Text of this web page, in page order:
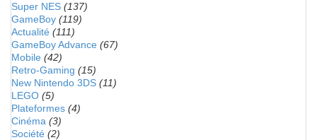
Super NES (137)
GameBoy (119)
Actualité (111)
GameBoy Advance (67)
Mobile (42)
Retro-Gaming (15)
New Nintendo 3DS (11)
LEGO (5)
Plateformes (4)
Cinéma (3)
Société (2)